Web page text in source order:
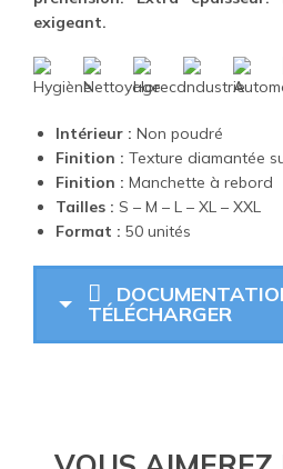
exigeant.
Intérieur : Non poudré
Finition : Texture diamantée
Finition : Manchette à rebord
Tailles : S – M – L – XL – XXL
Format : 50 unités
TÉLÉCHARGER